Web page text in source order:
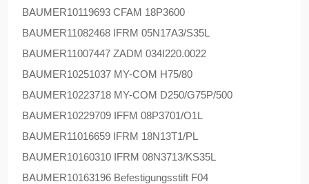
BAUMER10119693 CFAM 18P3600
BAUMER11082468 IFRM 05N17A3/S35L
BAUMER11007447 ZADM 034I220.0022
BAUMER10251037 MY-COM H75/80
BAUMER10223718 MY-COM D250/G75P/500
BAUMER10229709 IFFM 08P3701/O1L
BAUMER11016659 IFRM 18N13T1/PL
BAUMER10160310 IFRM 08N3713/KS35L
BAUMER10163196 Befestigungsstift F04